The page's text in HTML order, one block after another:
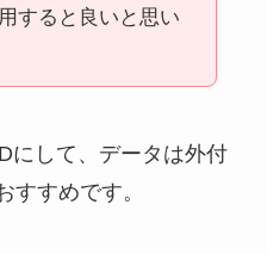
すると良いと思い
にして、データは外付
すすめです。